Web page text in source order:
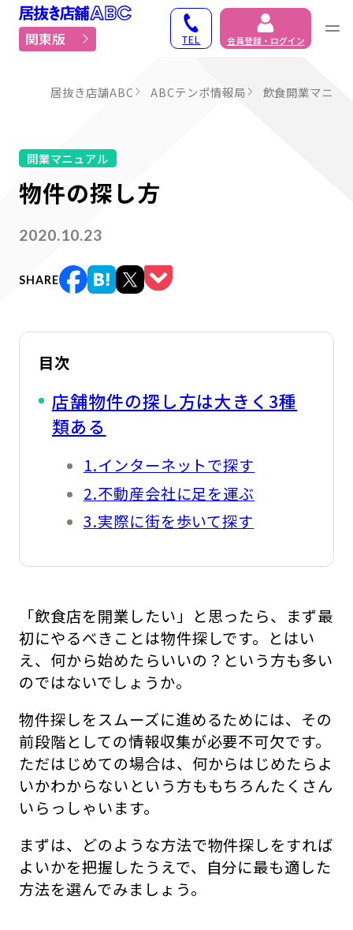
居抜き物件・貸店舗で
関東版 TEL 会員登録・ログイン
居抜き店舗ABC ABCテンポ情報局 飲食開業マニュ
開業マニュアル
物件の探し方
2020.10.23
SHARE
目次
店舗物件の探し方は大きく3種
類ある
1.インターネットで探す
2.不動産会社に足を運ぶ
3.実際に街を歩いて探す
「飲食店を開業したい」と思ったら、まず最
初にやるべきことは物件探しです。とはい
え、何から始めたらいいの？という方も多い
のではないでしょうか。
物件探しをスムーズに進めるためには、その
前段階としての情報収集が必要不可欠です。
ただはじめての場合は、何からはじめたらよ
いかわからないという方ももちろんたくさん
いらっしゃいます。
まずは、どのような方法で物件探しをすれば
よいかを把握したうえで、自分に最も適した
方法を選んでみましょう。